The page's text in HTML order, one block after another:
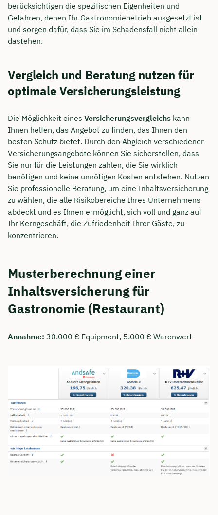
berücksichtigen die spezifischen Eigenheiten und
Gefahren, denen Ihr Gastronomiebetrieb ausgesetzt ist
und sorgen dafür, dass Sie im Schadensfall nicht allein
dastehen.
Vergleich und Beratung nutzen für
optimale Versicherungsleistung
Die Möglichkeit eines Versicherungsvergleichs kann
Ihnen helfen, das Angebot zu finden, das Ihnen den
besten Schutz bietet. Durch den Abgleich verschiedener
Versicherungsangebote können Sie sicherstellen, dass
Sie nur für die Leistungen zahlen, die Sie wirklich
benötigen und keine unnötigen Kosten entstehen. Nutzen
Sie professionelle Beratung, um eine Inhaltsversicherung
zu wählen, die alle Risikobereiche Ihres Unternehmens
abdeckt und es Ihnen ermöglicht, sich voll und ganz auf
Ihr Kerngeschäft, die Zufriedenheit Ihrer Gäste, zu
konzentrieren.
Musterberechnung einer
Inhaltsversicherung für
Gastronomie (Restaurant)
Annahme: 30.000 € Equipment, 5.000 € Warenwert